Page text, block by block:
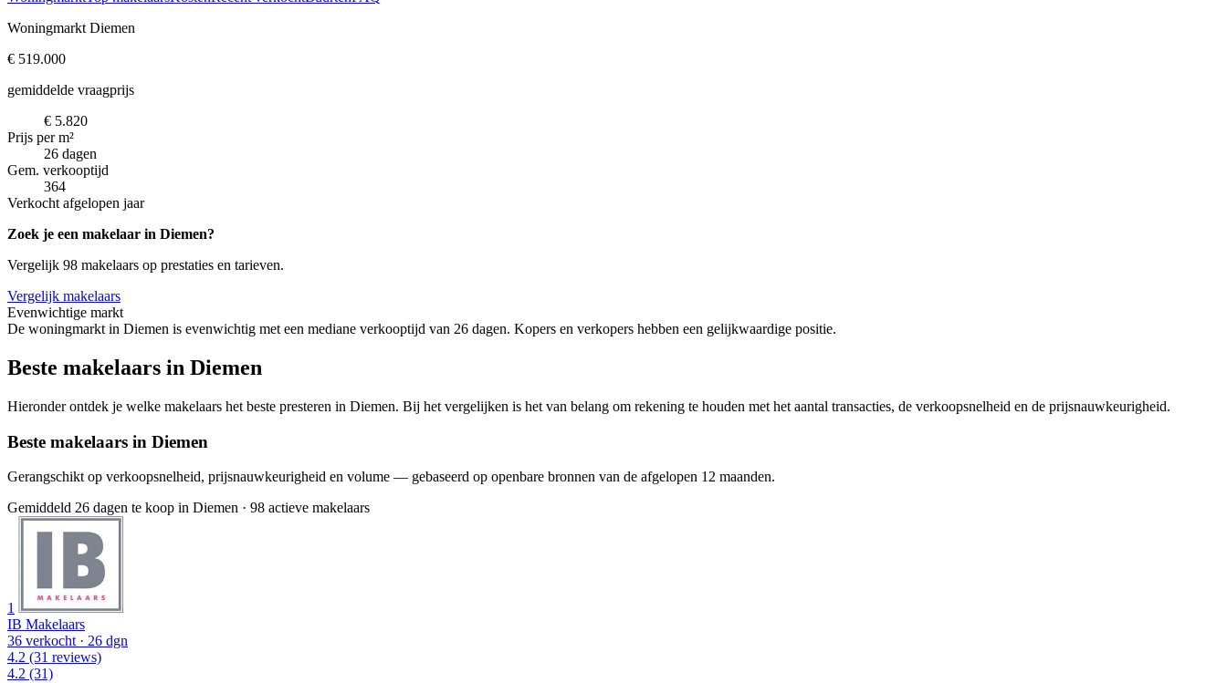
Woningmarkt Diemen
€ 519.000
gemiddelde vraagprijs
€ 5.820
Prijs per m²
26 dagen
Gem. verkooptijd
364
Verkocht afgelopen jaar
Zoek je een makelaar in Diemen?
Vergelijk 98 makelaars op prestaties en tarieven.
Vergelijk makelaars
Evenwichtige markt
De woningmarkt in Diemen is evenwichtig met een mediane verkooptijd van 26 dagen. Kopers en verkopers hebben een gelijkwaardige positie.
Beste makelaars in Diemen
Hieronder ontdek je welke makelaars het beste presteren in Diemen. Bij het vergelijken is het van belang om rekening te houden met het aantal transacties, de verkoopsnelheid en de prijsnauwkeurigheid.
Beste makelaars in Diemen
Gerangschikt op verkoopsnelheid, prijsnauwkeurigheid en volume — gebaseerd op openbare bronnen van de afgelopen 12 maanden.
Gemiddeld 26 dagen te koop in Diemen · 98 actieve makelaars
1
IB Makelaars
36 verkocht · 26 dgn
4.2 (31 reviews)
4.2 (31)